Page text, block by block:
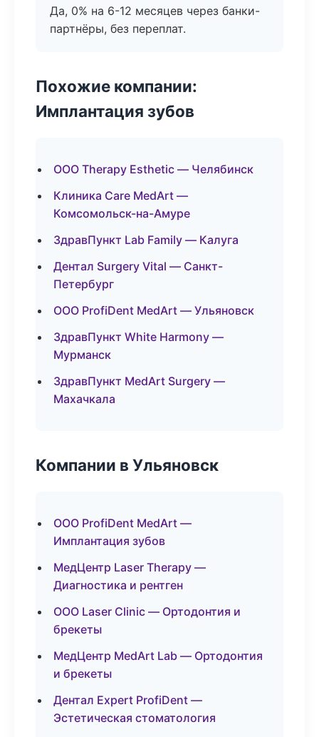
Да, 0% на 6-12 месяцев через банки-
партнёры, без переплат.
Похожие компании:
Имплантация зубов
ООО Therapy Esthetic — Челябинск
Клиника Care MedArt —
Комсомольск-на-Амуре
ЗдравПункт Lab Family — Калуга
Дентал Surgery Vital — Санкт-
Петербург
ООО ProfiDent MedArt — Ульяновск
ЗдравПункт White Harmony —
Мурманск
ЗдравПункт MedArt Surgery —
Махачкала
Компании в Ульяновск
ООО ProfiDent MedArt —
Имплантация зубов
МедЦентр Laser Therapy —
Диагностика и рентген
ООО Laser Clinic — Ортодонтия и
брекеты
МедЦентр MedArt Lab — Ортодонтия
и брекеты
Дентал Expert ProfiDent —
Эстетическая стоматология